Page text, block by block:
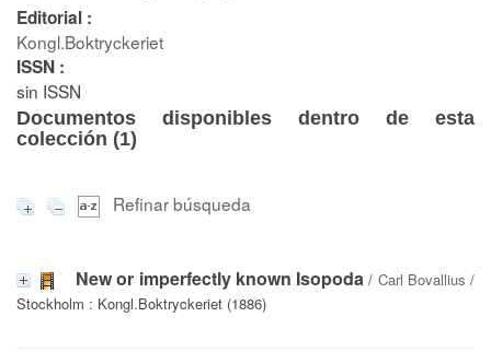
Editorial :
Kongl.Boktryckeriet
ISSN :
sin ISSN
Documentos disponibles dentro de esta
colección (1)
Refinar búsqueda
New or imperfectly known Isopoda / Carl Bovallius /
Stockholm : Kongl.Boktryckeriet (1886)